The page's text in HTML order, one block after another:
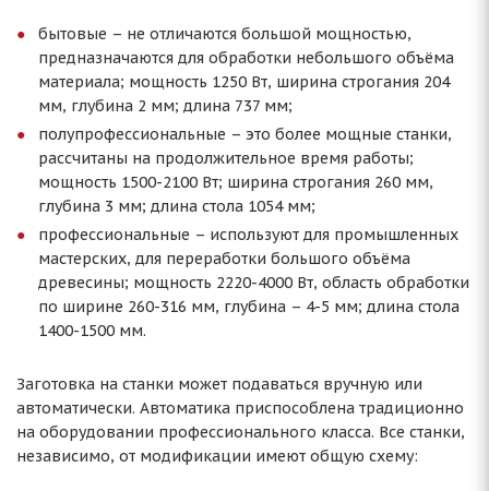
бытовые – не отличаются большой мощностью,
предназначаются для обработки небольшого объёма
материала; мощность 1250 Вт, ширина строгания 204
мм, глубина 2 мм; длина 737 мм;
полупрофессиональные – это более мощные станки,
рассчитаны на продолжительное время работы;
мощность 1500-2100 Вт; ширина строгания 260 мм,
глубина 3 мм; длина стола 1054 мм;
профессиональные – используют для промышленных
мастерских, для переработки большого объёма
древесины; мощность 2220-4000 Вт, область обработки
по ширине 260-316 мм, глубина – 4-5 мм; длина стола
1400-1500 мм.
Заготовка на станки может подаваться вручную или
автоматически. Автоматика приспособлена традиционно
на оборудовании профессионального класса. Все станки,
независимо, от модификации имеют общую схему: